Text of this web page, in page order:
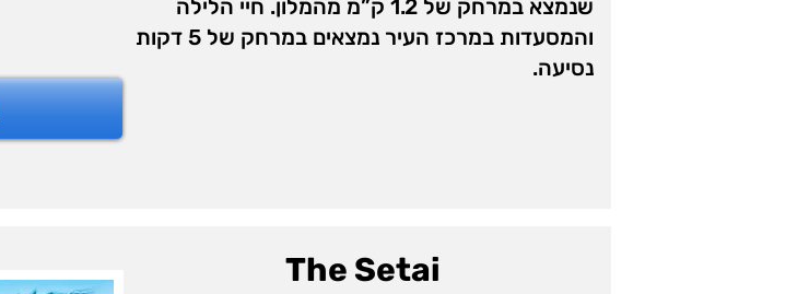
שנמצא במרחק של 1.2 ק”מ מהמלון. חיי הלילה
והמסעדות במרכז העיר נמצאים במרחק של 5 דקות
נסיעה.
The Setai